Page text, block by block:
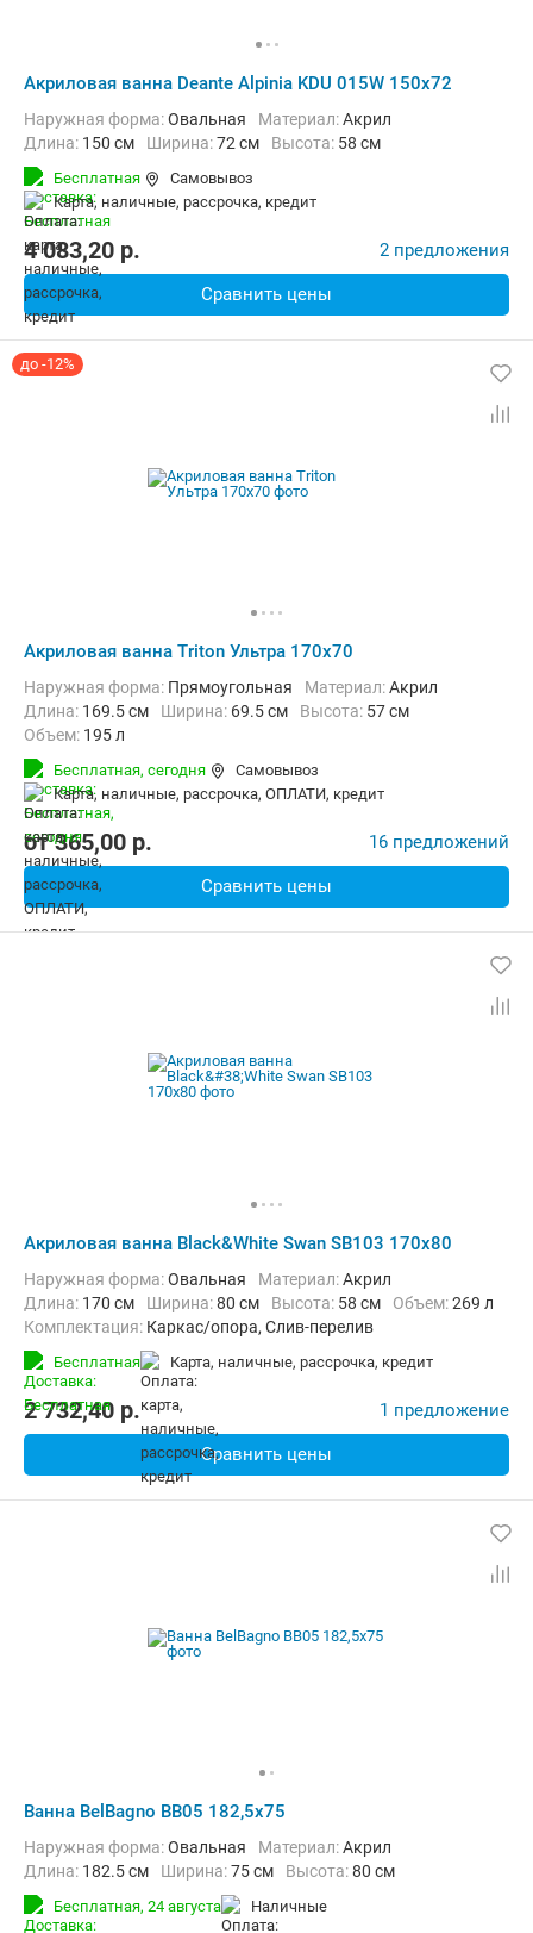
Акриловая ванна Deante Alpinia KDU 015W 150x72
Наружная форма:Овальная Материал:Акрил
Длина: 150 см Ширина:72 см Высота: 58 см
Бесплатная
Самовывоз
карта, наличные, рассрочка, кредит
4 083,20 p. 2 предложения
Сравнить цены
до -12%
Акриловая ванна Triton Ультра 170x70
Наружная форма: Прямоугольная Материал:Акрил
Длина: 169.5 см Ширина: 69.5 см Высота: 57 см
Объем: 195 л
Бесплатная, сегодня
Самовывоз
карта, наличные, рассрочка, ОПЛАТИ, кредит
от365,00 p. 16 предложений
Сравнить цены
Акриловая ванна Black&White Swan SB103 170x80
Наружная форма:Овальная Материал:Акрил
Длина: 170 см Ширина:80 см Высота: 58 см Объем:269 л
Комплектация: Каркас/опора, Слив-перелив
Бесплатная карта, наличные, рассрочка, кредит
2 732,40 p. 1 предложение
Сравнить цены
Ванна BelBagno BB05 182,5x75
Наружная форма:Овальная Материал:Акрил
Длина: 182.5 см Ширина:75 см Высота:80 см
Бесплатная, 24 августа наличные